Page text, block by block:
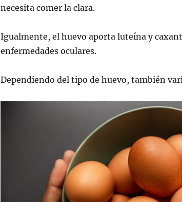
necesita comer la clara.
Igualmente, el huevo aporta luteína y
enfermedades oculares.
Dependiendo del tipo de huevo, también